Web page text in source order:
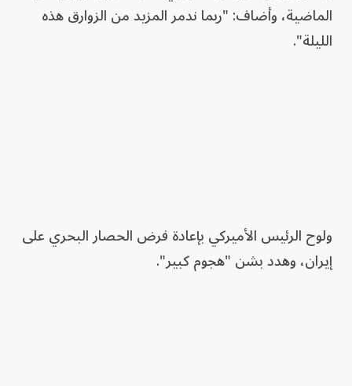
الماضية، وأضاف: "ربما ندمر المزيد من الزوارق هذه
الليلة".
ولوح الرئيس الأميركي بإعادة فرض الحصار البحري على
إيران، وهدد بشن "هجوم كبير".